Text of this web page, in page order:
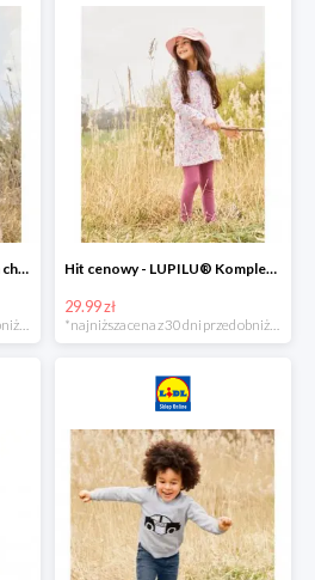
Hit cenowy - LUPILU® Bluza chłopięca w stylu college
*najniższa cena z 30 dni przed obniżką
Hit cenowy - LUPILU® Komplet dziewczęcy (sukienka + legginsy)
29.99 zł
*najniższa cena z 30 dni przed obniżką